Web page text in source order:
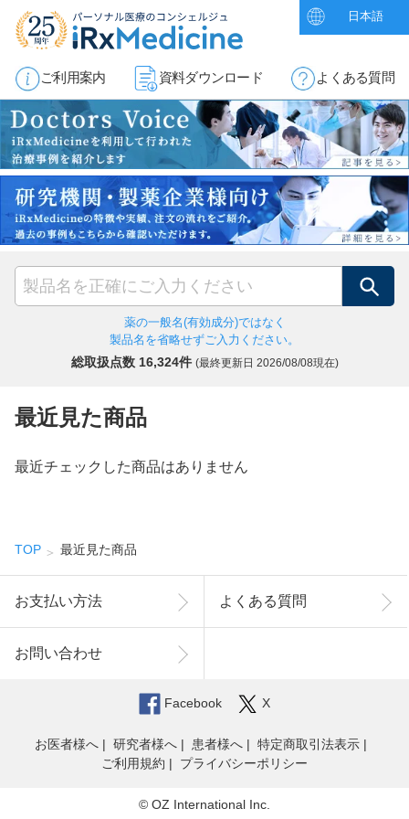
日本語
ご利用案内 資料ダウンロード よくある質問
検索
薬の一般名(有効成分)ではなく
製品名を省略せずご入力ください。
総取扱点数 16,324件 (最終更新日 2026/08/08現在)
最近見た商品
最近チェックした商品はありません
TOP 最近見た商品
お支払い方法 よくある質問
お問い合わせ
Facebook X
お医者様へ 研究者様へ 患者様へ
特定商取引法表示
ご利用規約
プライバシーポリシー
© OZ International Inc.